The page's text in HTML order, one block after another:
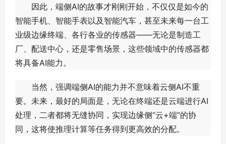
因此，端侧AI的故事才刚刚开始，不仅仅是如今的
智能手机、智能手表以及智能汽车，甚至未来每一台工
业级边缘终端、各行各业的传感器——无论是制造工
厂、配送中心，还是零售场景，这些领域中的传感器都
将具备AI能力。
当然，强调端侧AI的能力并不意味着云侧AI不重
要。未来，最好的局面是，无论在终端还是云端进行AI
处理，二者都将无缝协同，实现边缘侧“云+端”的协
同，这将使推理计算等任务得到更高效的分配。